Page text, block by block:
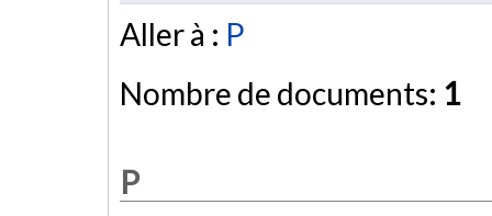
Aller à : P
Nombre de documents: 1
P